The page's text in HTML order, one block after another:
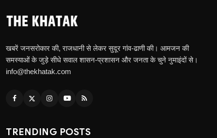
खबरें जनसरोकार की, राजधानी से लेकर सुदूर गांव-ढाणी की। आमजन की
समस्याओं के जुड़े सीधे सवाल शासन-प्रशासन और जनता के चुने नुमाइंदों से।
info@thekhatak.com
TRENDING POSTS